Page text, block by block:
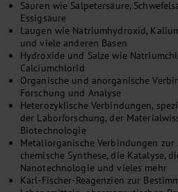
Säuren wie Salpetersäure,
Essigsäure
Laugen wie Natriumhydroxid,
und viele anderen Basen
Hydroxide und Salze wie
Calciumchlorid
Organische und anorganische
Forschung und Analyse
Heterozyklische Verbindungen,
der Laborforschung, der
Biotechnologie
Metallorganische Verbindungen
chemische Synthese, die Katalyse,
Nanotechnologie und vieles mehr
Karl-Fischer-Reagenzien zur